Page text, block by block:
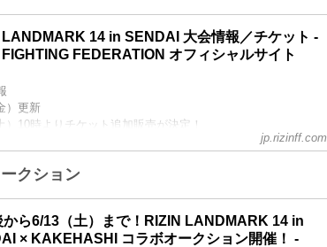
）元谷友貴 vs. トニー・ララミー（WIN）
0-3）
酒井リョウ vs. 貴賢神
ルール：5分 3R（121.2kg）
LANDMARK 14 in SENDAI 大会情報／チケット -
FIGHTING FEDERATION オフィシャルサイト
）更新
）10時よりチケット追加販売が決定！
）10時よりチケット追加販売が決定！RIZIN LANDMARK 14 in
つき完売間近となっていたRIZIN LANDMARK 14 in SENDAI
入れることが出来なかった方は是非、この...
jp.rizinff.com
クション
から6/13（土）まで！RIZIN LANDMARK 14 in
× KAKEHASHI コラボオークション開催！ -